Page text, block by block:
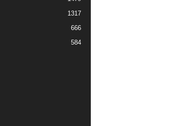
1317
666
584